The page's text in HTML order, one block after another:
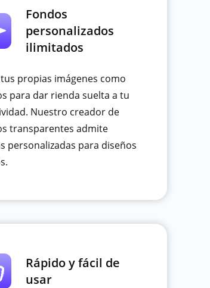
Fondos
personalizados
ilimitados
propias imágenes como
para dar rienda suelta a tu
Nuestro creador de
transparentes admite
personalizadas para diseños
Rápido y fácil de
usar